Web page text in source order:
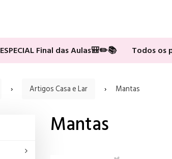
ESPECIAL Final das Aulas🎒✏️📚 Todos os
Artigos Casa e Lar Mantas
Mantas